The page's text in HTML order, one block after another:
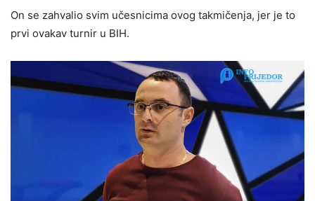
On se zahvalio svim učesnicima ovog takmičenja, jer je to
prvi ovakav turnir u BIH.